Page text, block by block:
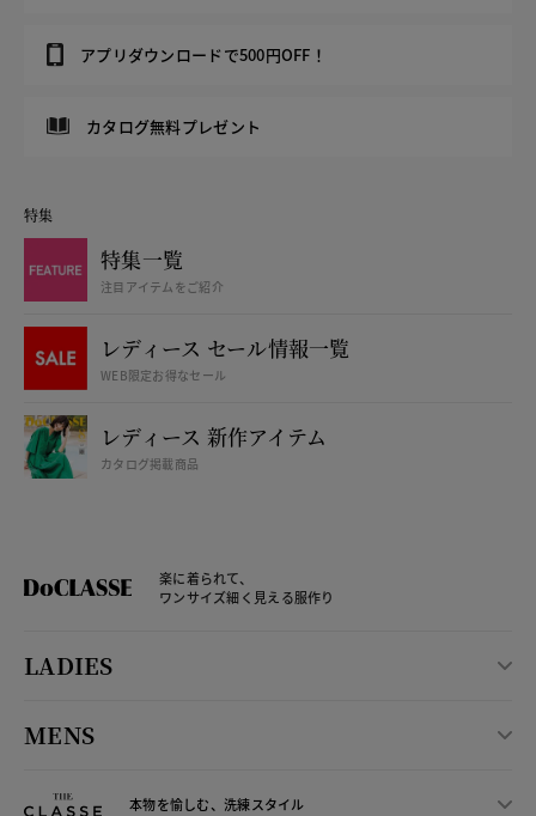
アプリダウンロードで500円OFF！
カタログ無料プレゼント
特集
特集一覧
注目アイテムをご紹介
レディース セール情報一覧
WEB限定お得なセール
レディース 新作アイテム
カタログ掲載商品
楽に着られて、
ワンサイズ細く見える服作り
LADIES
MENS
本物を愉しむ、洗練スタイル